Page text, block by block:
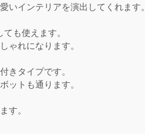
いインテリアを演出してくれます。
も使えます。
ゃれになります。
きタイプです。
ットも通ります。
す。